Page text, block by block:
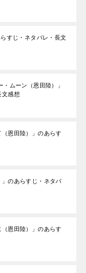
すじ・ネタバレ・長文
・ムーン（恩田陸）」
文感想
（恩田陸）」のあらす
」のあらすじ・ネタバ
（恩田陸）」のあらす